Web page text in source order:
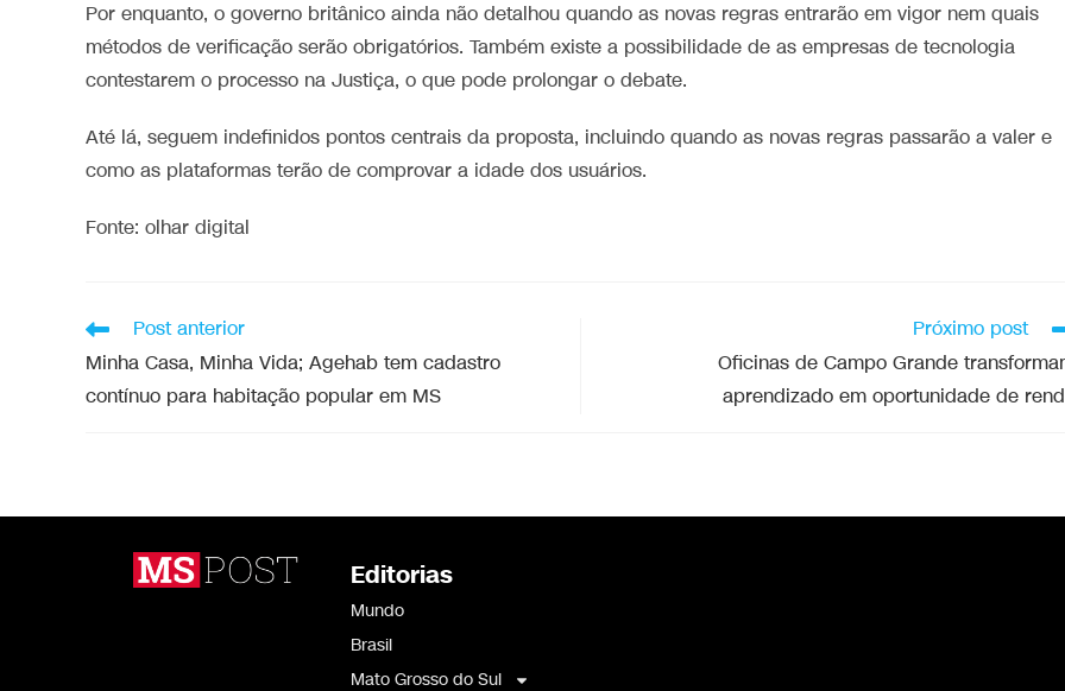
Por enquanto, o governo britânico ainda não detalhou quando as novas regras entrarão em vigor nem quais
métodos de verificação serão obrigatórios. Também existe a possibilidade de as empresas de tecnologia
contestarem o processo na Justiça, o que pode prolongar o debate.
Até lá, seguem indefinidos pontos centrais da proposta, incluindo quando as novas regras passarão a valer e
como as plataformas terão de comprovar a idade dos usuários.
Fonte: olhar digital
Post anterior
Minha Casa, Minha Vida; Agehab tem cadastro
contínuo para habitação popular em MS
Próximo post
Oficinas de Campo Grande
aprendizado em oportunidade de
Editorias
Mundo
Brasil
Mato Grosso do Sul